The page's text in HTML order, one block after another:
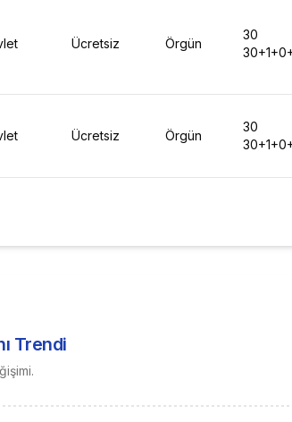
Ücretsiz Örgün
30
Ücretsiz Örgün
30
Trendi